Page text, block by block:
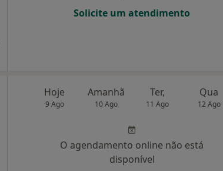
Solicite um atendimento
Hoje
9 Ago
Amanhã
10 Ago
Ter,
11 Ago
Qua
12 Ago
O agendamento online não está
disponível